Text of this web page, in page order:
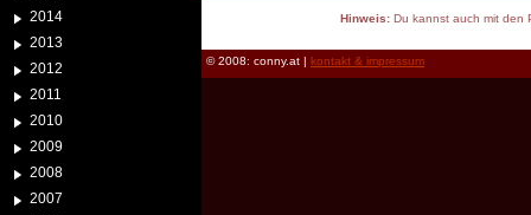
2014
2013
2012
2011
2010
2009
2008
2007
Hinweis:Du kannst auch mit den
© 2008: conny.at | kontakt & impressum